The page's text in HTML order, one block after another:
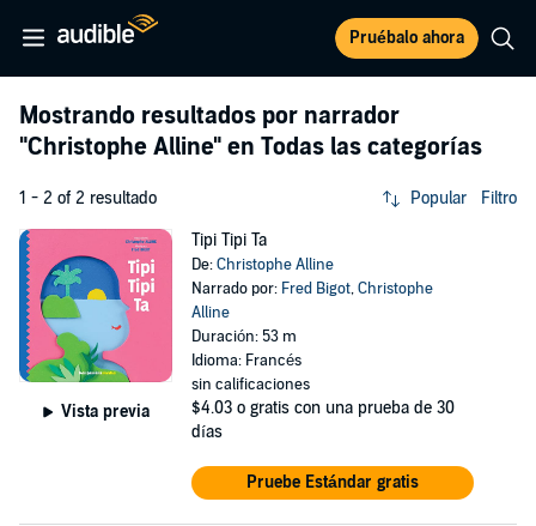
Pruébalo ahora
Mostrando resultados por narrador
"Christophe Alline" en Todas las categorías
1 - 2 of 2 resultado Popular Filtro
Vista previa
Tipi Tipi Ta
De:Christophe Alline
Narrado por: Fred Bigot,Christophe
Alline
Duración: 53 m
Idioma: Francés
sin calificaciones
$4.03 o gratis con una prueba de 30
días
Pruebe Estándar gratis